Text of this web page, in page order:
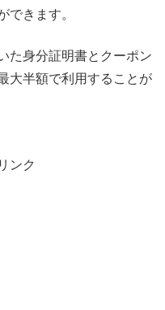
できます。
た身分証明書とクーポン
大半額で利用することが
ンク